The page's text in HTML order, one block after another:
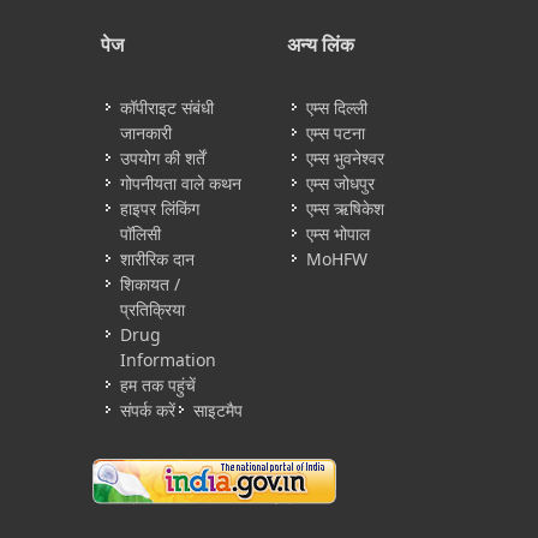
पेज
कॉपीराइट संबंधी
जानकारी
उपयोग की शर्तें
गोपनीयता वाले कथन
हाइपर लिंकिंग
पॉलिसी
शारीरिक दान
शिकायत /
प्रतिक्रिया
Drug
Information
हम तक पहुंचें
संपर्क करें
साइटमैप
अन्य लिंक
एम्स दिल्ली
एम्स पटना
एम्स भुवनेश्वर
एम्स जोधपुर
एम्स ऋषिकेश
एम्स भोपाल
MoHFW